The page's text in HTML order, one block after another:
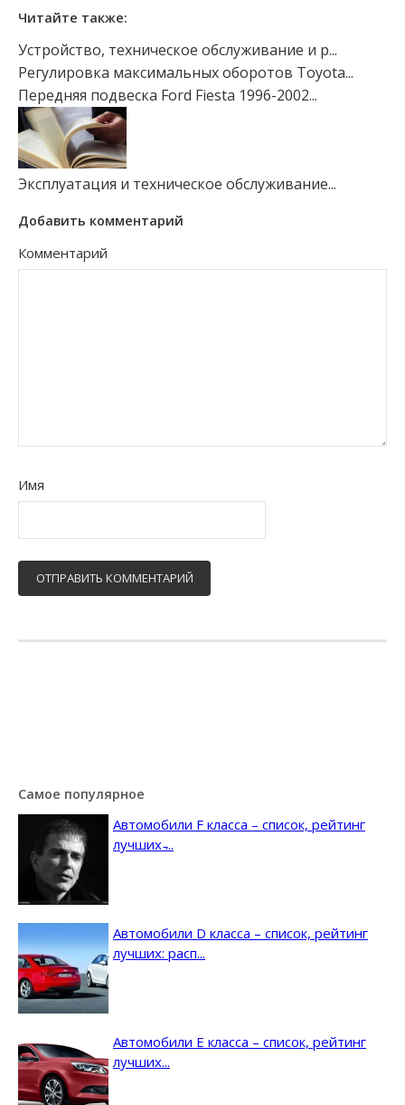
Читайте также:
Устройство, техническое обслуживание и р...
Регулировка максимальных оборотов Toyota...
Передняя подвеска Ford Fiesta 1996-2002...
Эксплуатация и техническое обслуживание...
Добавить комментарий
Комментарий
Имя
Самое популярное
Автомобили F класса – список, рейтинг
лучших ̵...
Автомобили D класса – список, рейтинг
лучших: расп...
Автомобили E класса – список, рейтинг
лучших...